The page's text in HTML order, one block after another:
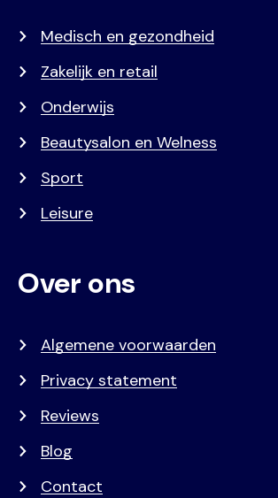
Medisch en gezondheid
Zakelijk en retail
Onderwijs
Beautysalon en Welness
Sport
Leisure
Over ons
Algemene voorwaarden
Privacy statement
Reviews
Blog
Contact